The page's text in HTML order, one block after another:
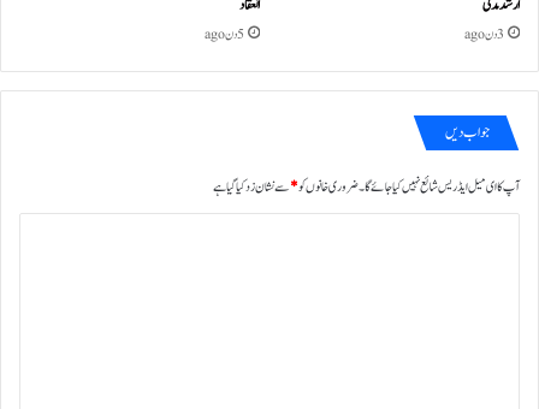
ارشد مدنی
3 دن ago
انعقاد
5 دن ago
جواب دیں
آپ کا ای میل ایڈریس شائع نہیں کیا جائے گا۔ضروری خانوں کو*سے نشان زد کیا گیا ہے